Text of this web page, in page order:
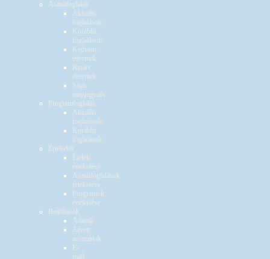
Asztalfoglalás
Aktuális
foglalások
Korábbi
foglalások
Kedvenc
éttermek
Kizárt
éttermek
Saját
megjegyzés
Programfoglalás
Aktuális
foglalások
Korábbi
foglalások
Értékelés
Ételek
értékelése
Asztalfoglalások
értékelése
Programok
értékelése
Beállítások
Adatok
Átvett
accountok
E-
mail